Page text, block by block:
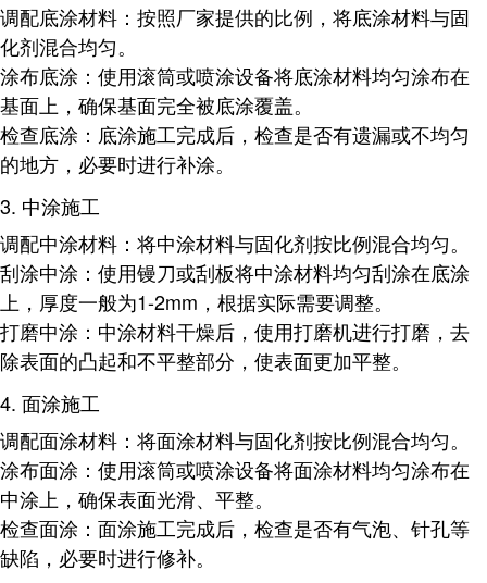
调配底涂材料 ：按照厂家提供的比例，将底涂材料与固
化剂混合均匀。
涂布底涂 ：使用滚筒或喷涂设备将底涂材料均匀涂布在
基面上，确保基面完全被底涂覆盖。
检查底涂 ：底涂施工完成后，检查是否有遗漏或不均匀
的地方，必要时进行补涂。
3. 中涂施工
调配中涂材料 ：将中涂材料与固化剂按比例混合均匀。
刮涂中涂 ：使用镘刀或刮板将中涂材料均匀刮涂在底涂
上，厚度一般为1-2mm，根据实际需要调整。
打磨中涂 ：中涂材料干燥后，使用打磨机进行打磨，去
除表面的凸起和不平整部分，使表面更加平整。
4. 面涂施工
调配面涂材料 ：将面涂材料与固化剂按比例混合均匀。
涂布面涂 ：使用滚筒或喷涂设备将面涂材料均匀涂布在
中涂上，确保表面光滑、平整。
检查面涂 ：面涂施工完成后，检查是否有气泡、针孔等
缺陷，必要时进行修补。